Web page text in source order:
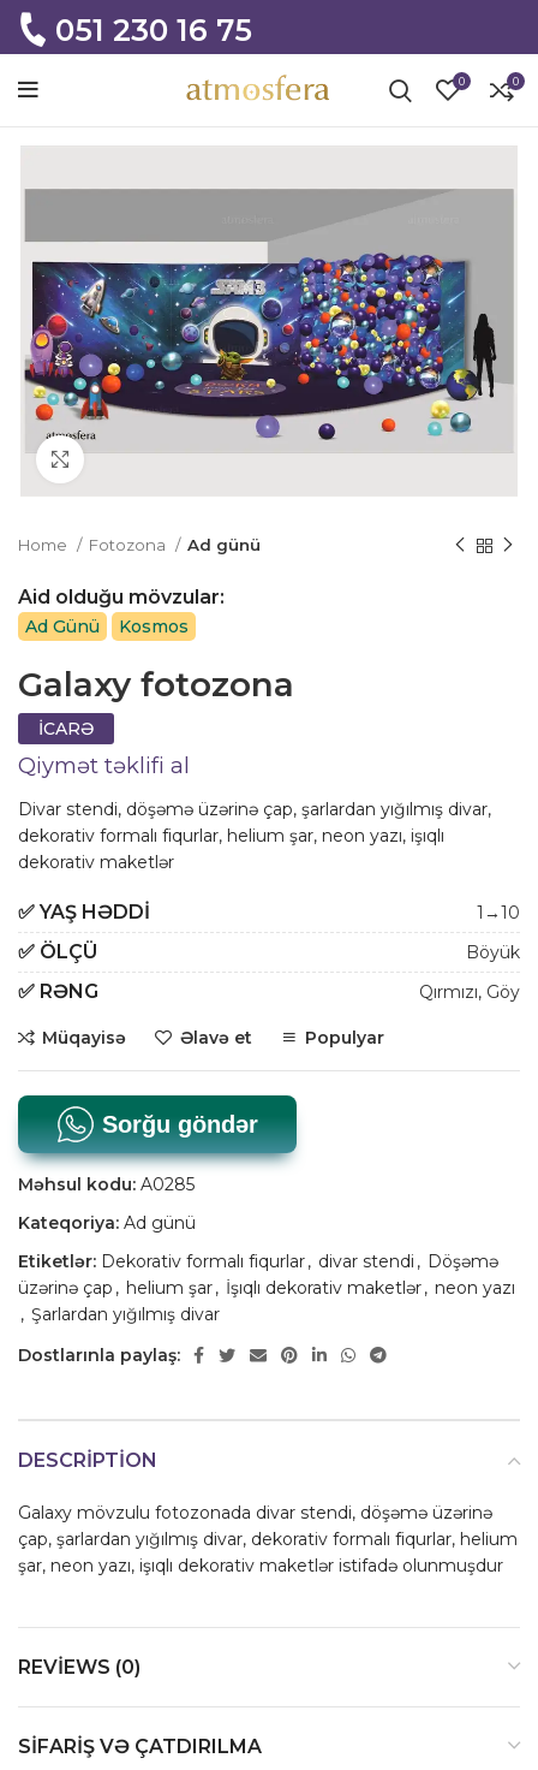
051 230 16 75
0 0
Click to enlarge
Home Fotozona Ad günü
Aid olduğu mövzular:
Ad Günü Kosmos
Galaxy fotozona
İCARƏ
Qiymət təklifi al
Divar stendi, döşəmə üzərinə çap, şarlardan yığılmış divar,
dekorativ formalı fiqurlar, helium şar, neon yazı, işıqlı
dekorativ maketlər
✅YAŞ HƏDDI 1→10
✅ ÖLÇÜ Böyük
✅ RƏNG Qırmızı, Göy
Müqayisə Əlavə et Populyar
Sorğu göndər
Məhsul kodu: A0285
Kateqoriya: Ad günü
Etiketlər: Dekorativ formalı fiqurlar, divar stendi , Döşəmə
üzərinə çap , helium şar, İşıqlı dekorativ maketlər, neon yazı
, Şarlardan yığılmış divar
Dostlarınla paylaş:
DESCRIPTION
Galaxy mövzulu fotozonada divar stendi, döşəmə üzərinə
çap, şarlardan yığılmış divar, dekorativ formalı fiqurlar, helium
şar, neon yazı, işıqlı dekorativ maketlər istifadə olunmuşdur
REVIEWS (0)
SIFARIŞ VƏ ÇATDIRILMA